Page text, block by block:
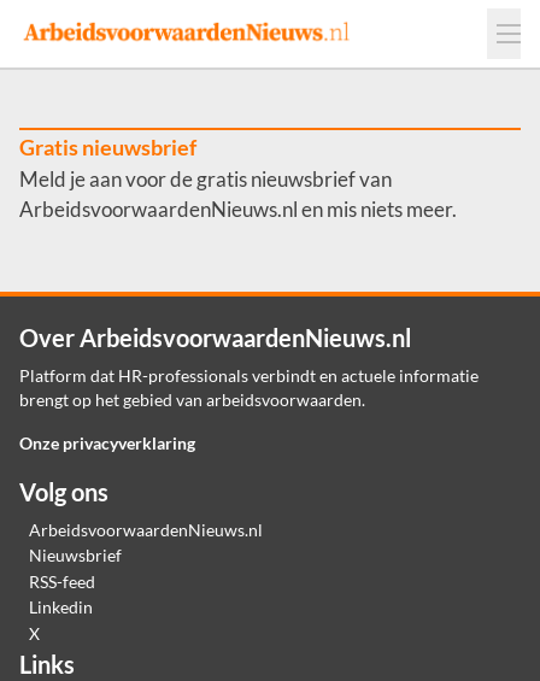
Events
Adverteren
Werkgevers
Contact
Gratis nieuwsbrief
Meld je aan voor de gratis nieuwsbrief van
ArbeidsvoorwaardenNieuws.nl en mis niets meer.
Over ArbeidsvoorwaardenNieuws.nl
Platform dat HR-professionals verbindt en actuele informatie
brengt op het gebied van arbeidsvoorwaarden.
Onze privacyverklaring
Volg ons
ArbeidsvoorwaardenNieuws.nl
Nieuwsbrief
RSS-feed
Linkedin
X
Links